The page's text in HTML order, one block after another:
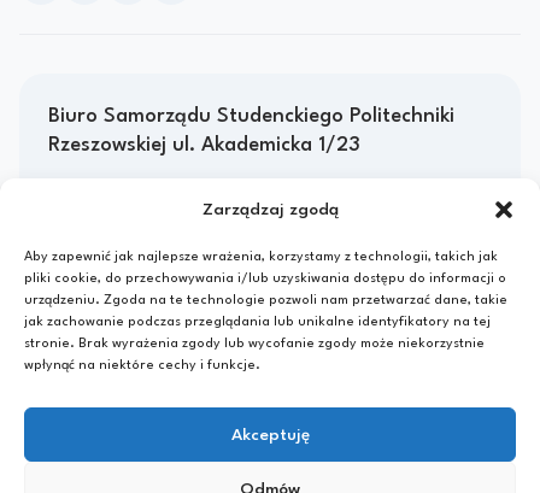
Zarządzaj zgodą
Aby zapewnić jak najlepsze wrażenia, korzystamy z technologii, takich jak
pliki cookie, do przechowywania i/lub uzyskiwania dostępu do informacji o
urządzeniu. Zgoda na te technologie pozwoli nam przetwarzać dane, takie
jak zachowanie podczas przeglądania lub unikalne identyfikatory na tej
stronie. Brak wyrażenia zgody lub wycofanie zgody może niekorzystnie
wpłynąć na niektóre cechy i funkcje.
Akceptuję
Odmów
Biuro Samorządu Studenckiego Politechniki
Rzeszowskiej ul. Akademicka 1/23
35-084 Rzeszów
biuro@ssprz.pl
+48 17 865 1357
17 865 1661
Menu
Strona główna
Aktualności